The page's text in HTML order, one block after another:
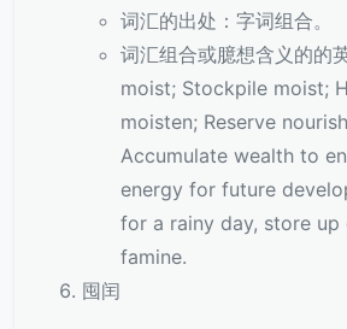
词汇的出处：字词组合。
词汇组合或臆想含义的的
moist; Stockpile moist;
moisten; Reserve
Accumulate wealth to
energy for future
for a rainy day, store up
famine.
囤闰